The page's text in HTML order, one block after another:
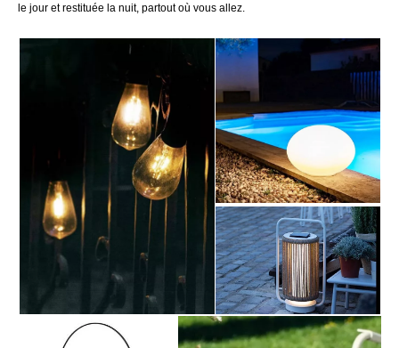
le jour et restituée la nuit, partout où vous allez.